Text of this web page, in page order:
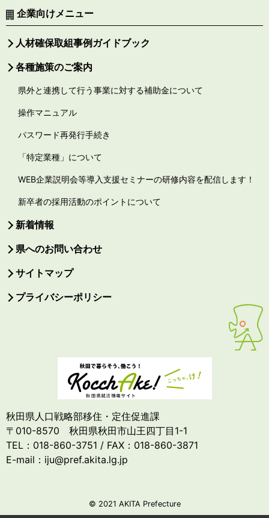
企業向けメニュー
人材確保取組事例ガイドブック
各種施策のご案内
県外と連携して行う事業に対する補助金について
操作マニュアル
パスワード再発行手続き
「特定業種」について
WEB企業説明会等導入支援セミナーの研修内容を配信します！
新卒者の採用活動のポイントについて
新着情報
県へのお問い合わせ
サイトマップ
プライバシーポリシー
秋田県人口戦略部移住・定住促進課
〒010-8570 秋田県秋田市山王四丁目1-1
TEL：018-860-3751 / FAX：018-860-3871
E-mail：iju@pref.akita.lg.jp
© 2021 AKITA Prefecture